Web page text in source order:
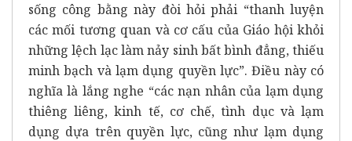
sống công bằng này đòi hỏi phải “thanh luyện
các mối tương quan và cơ cấu của Giáo hội khỏi
những lệch lạc làm nảy sinh bất bình đẳng, thiếu
minh bạch và lạm dụng quyền lực”. Điều này có
nghĩa là lắng nghe “các nạn nhân của lạm dụng
thiêng liêng, kinh tế, cơ chế, tình dục và lạm
dụng dựa trên quyền lực, cũng như lạm dụng